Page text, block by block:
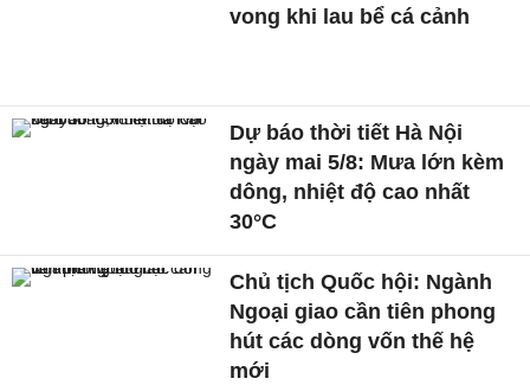
vong khi lau bể cá cảnh
Dự báo thời tiết Hà Nội
ngày mai 5/8: Mưa lớn kèm
dông, nhiệt độ cao nhất
30°C
Chủ tịch Quốc hội: Ngành
Ngoại giao cần tiên phong
hút các dòng vốn thế hệ
mới